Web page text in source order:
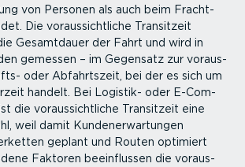
von Personen als auch beim Fracht­
Die voraus­sicht­liche Transitzeit
Gesamtdauer der Fahrt und wird in
gemessen – im Gegensatz zur voraus­
oder Abfahrtszeit, bei der es sich um
handelt. Bei Logistik- oder E-Com­
die voraus­sicht­liche Transitzeit eine
weil damit Kunden­er­war­tungen
geplant und Routen optimiert
Faktoren beein­flussen die voraus­